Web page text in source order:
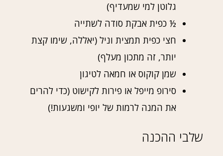
גלוטן למי שמעדיף)
½ כפית אבקת סודה לשתייה
חצי כפית תמצית וניל (יאללה, שימו קצת
יותר, זה מתכון מעלף)
שמן קוקוס או חמאה לטיגון
סירופ מייפל או פירות לקישוט (כדי להרים
את המנה לרמות של יופי ומשגעות!)
שלבי ההכנה